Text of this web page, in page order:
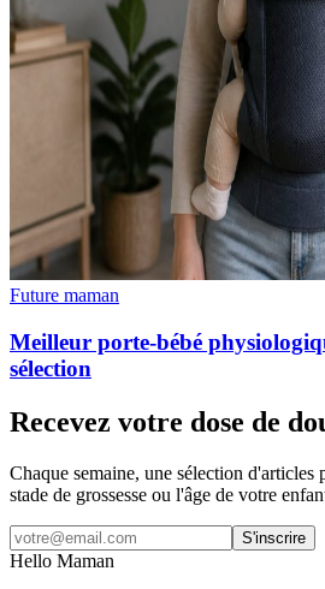
Future maman
Meilleur porte-bébé
sélection
Recevez votre dose de
Chaque semaine, une sélection d'articles
stade de grossesse ou l'âge de votre
S'inscrire
Hello Maman